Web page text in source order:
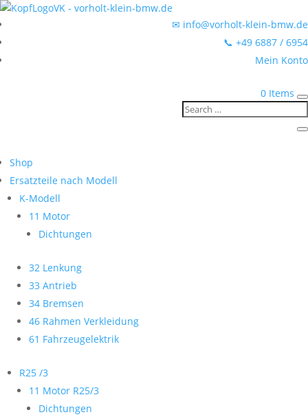
✉ info@vorholt-klein-bmw.de
📞 +49 6887 / 6954
Mein Konto
0 Items
Shop
Ersatzteile nach Modell
K-Modell
11 Motor
Dichtungen
32 Lenkung
33 Antrieb
34 Bremsen
46 Rahmen Verkleidung
61 Fahrzeugelektrik
R25 /3
11 Motor R25/3
Dichtungen